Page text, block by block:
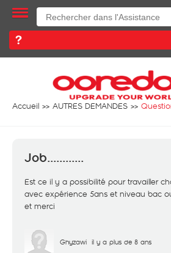
Accueil AUTRES DEMANDES
Job............
Est ce il y a possibilité pour travailler
avec expérience 5ans et niveau bac
et merci
Ghyzawi il y a plus de 8 ans